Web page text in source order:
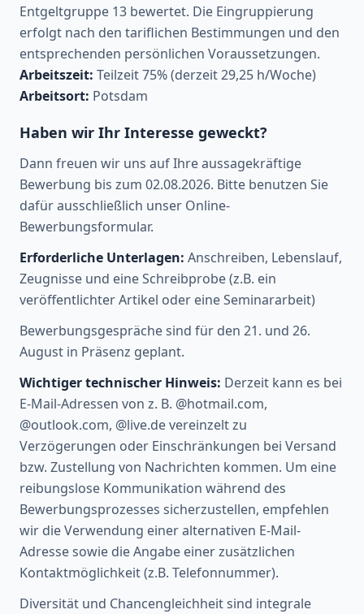
Entgeltgruppe 13 bewertet. Die Eingruppierung
erfolgt nach den tariflichen Bestimmungen und den
entsprechenden persönlichen Voraussetzungen.
Arbeitszeit: Teilzeit 75% (derzeit 29,25 h/Woche)
Arbeitsort: Potsdam
Haben wir Ihr Interesse geweckt?
Dann freuen wir uns auf Ihre aussagekräftige
Bewerbung bis zum 02.08.2026. Bitte benutzen Sie
dafür ausschließlich unser Online-
Bewerbungsformular.
Erforderliche Unterlagen: Anschreiben, Lebenslauf,
Zeugnisse und eine Schreibprobe (z.B. ein
veröffentlichter Artikel oder eine Seminararbeit)
Bewerbungsgespräche sind für den 21. und 26.
August in Präsenz geplant.
Wichtiger technischer Hinweis: Derzeit kann es bei
E-Mail-Adressen von z. B. @hotmail.com,
@outlook.com, @live.de vereinzelt zu
Verzögerungen oder Einschränkungen bei Versand
bzw. Zustellung von Nachrichten kommen. Um eine
reibungslose Kommunikation während des
Bewerbungsprozesses sicherzustellen, empfehlen
wir die Verwendung einer alternativen E-Mail-
Adresse sowie die Angabe einer zusätzlichen
Kontaktmöglichkeit (z.B. Telefonnummer).
Diversität und Chancengleichheit sind integrale